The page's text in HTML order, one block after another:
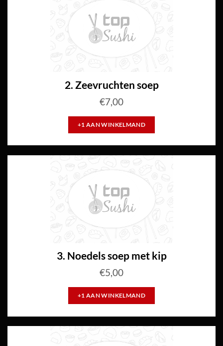
2. Zeevruchten soep
€7,00
+1 AAN WINKELMAND
3. Noedels soep met kip
€5,00
+1 AAN WINKELMAND